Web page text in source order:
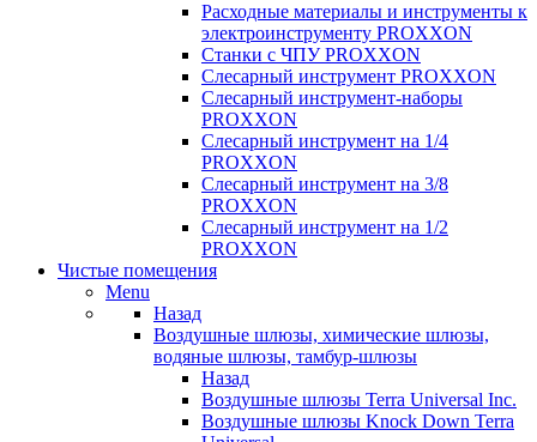
Расходные материалы и инструменты к
электроинструменту PROXXON
Станки с ЧПУ PROXXON
Слесарный инструмент PROXXON
Слесарный инструмент-наборы
PROXXON
Слесарный инструмент на 1/4
PROXXON
Слесарный инструмент на 3/8
PROXXON
Слесарный инструмент на 1/2
PROXXON
Чистые помещения
Menu
Назад
Воздушные шлюзы, химические шлюзы,
водяные шлюзы, тамбур-шлюзы
Назад
Воздушные шлюзы Terra Universal Inc.
Воздушные шлюзы Knock Down Terra